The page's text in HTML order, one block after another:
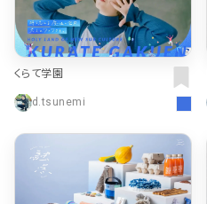
くらて学園
d.tsunemi